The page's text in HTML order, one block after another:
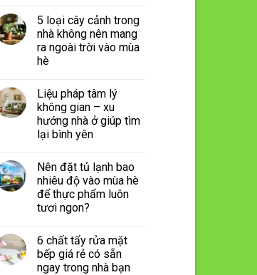
5 loại cây cảnh trong
nhà không nên mang
ra ngoài trời vào mùa
hè
Liệu pháp tâm lý
không gian – xu
hướng nhà ở giúp tìm
lại bình yên
Nên đặt tủ lạnh bao
nhiêu độ vào mùa hè
để thực phẩm luôn
tươi ngon?
6 chất tẩy rửa mặt
bếp giá rẻ có sẵn
ngay trong nhà bạn